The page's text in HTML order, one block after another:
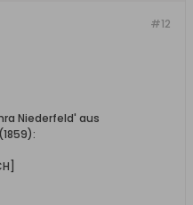
#12
Niederfeld' aus